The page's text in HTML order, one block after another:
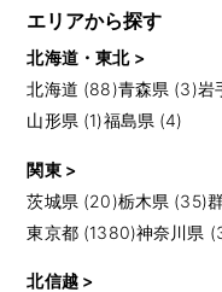
エリアから探す
北海道・東北 >
北海道 (88)青森県 (3)岩
山形県 (1)福島県 (4)
関東 >
茨城県 (20)栃木県 (35)
東京都 (1380)神奈川県
北信越 >